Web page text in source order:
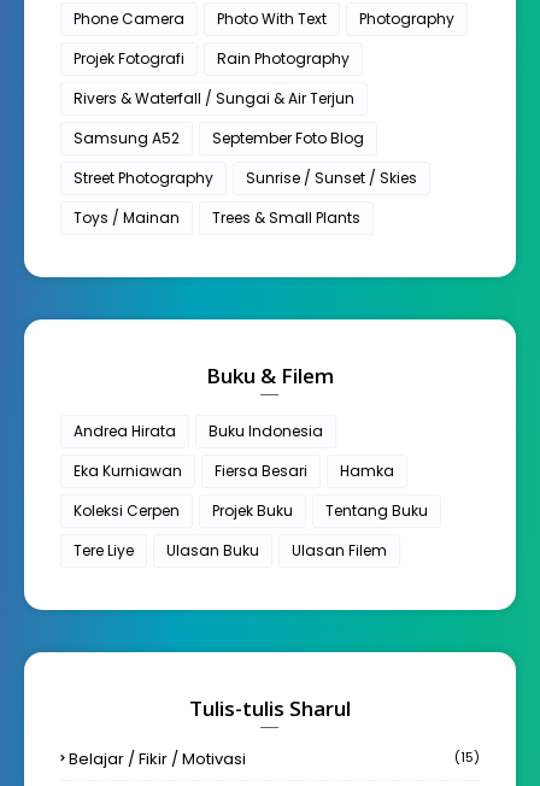
Phone Camera
Photo With Text
Photography
Projek Fotografi
Rain Photography
Rivers & Waterfall / Sungai & Air Terjun
Samsung A52
September Foto Blog
Street Photography
Sunrise / Sunset / Skies
Toys / Mainan
Trees & Small Plants
Buku & Filem
Andrea Hirata
Buku Indonesia
Eka Kurniawan
Fiersa Besari
Hamka
Koleksi Cerpen
Projek Buku
Tentang Buku
Tere Liye
Ulasan Buku Ulasan Filem
Tulis-tulis Sharul
Belajar / Fikir / Motivasi (15)